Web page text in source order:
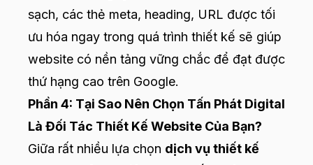
sạch, các thẻ meta, heading, URL được tối
ưu hóa ngay trong quá trình thiết kế sẽ giúp
website có nền tảng vững chắc để đạt được
thứ hạng cao trên Google.
Phần 4: Tại Sao Nên Chọn Tấn Phát Digital
Là Đối Tác Thiết Kế Website Của Bạn?
Giữa rất nhiều lựa chọn dịch vụ thiết kế